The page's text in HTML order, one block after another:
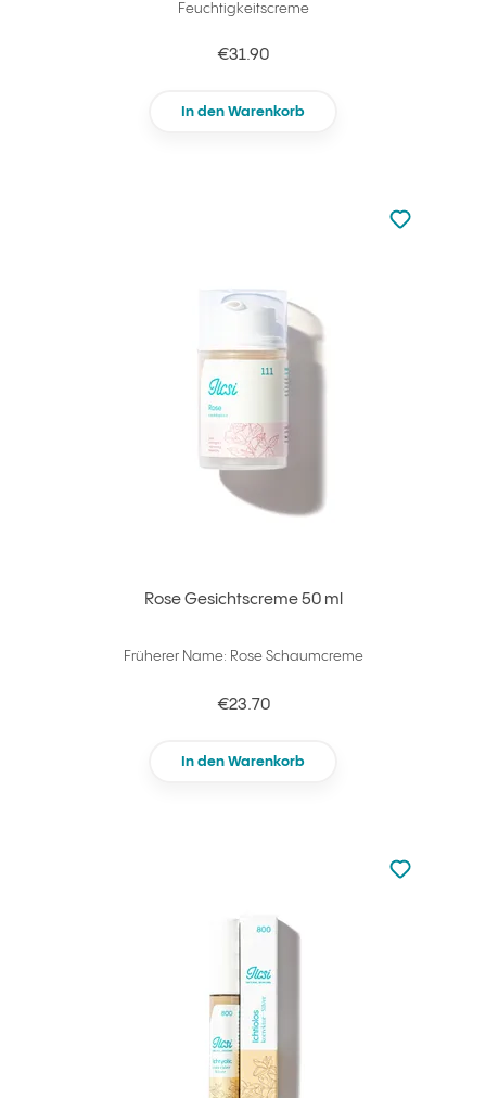
Feuchtigkeitscreme
€31.90
In den Warenkorb
Rose Gesichtscreme 50 ml
Früherer Name: Rose Schaumcreme
€23.70
In den Warenkorb
zu den
zu Ihren
zu den
zu Ihren